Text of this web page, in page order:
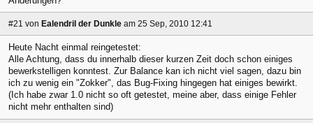
#21 von Ealendril der Dunkle am 25 Sep, 2010 12:41
Heute Nacht einmal reingetestet:
Alle Achtung, dass du innerhalb dieser kurzen Zeit doch schon einiges
bewerkstelligen konntest. Zur Balance kan ich nicht viel sagen, dazu bin
ich zu wenig ein "Zokker", das Bug-Fixing hingegen hat einiges bewirkt.
(Ich habe zwar 1.0 nicht so oft getestet, meine aber, dass einige Fehler
nicht mehr enthalten sind)